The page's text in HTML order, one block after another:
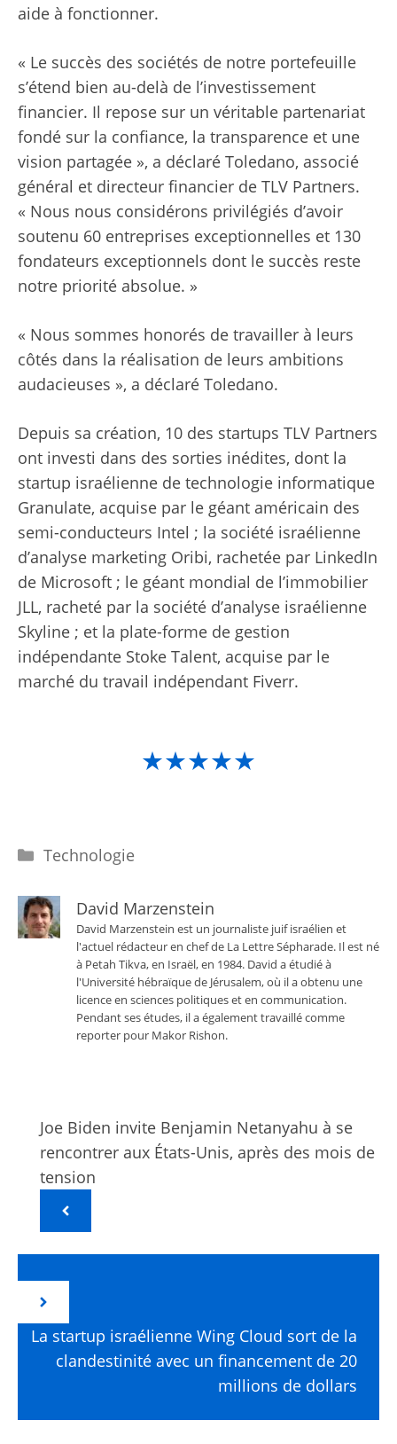
aide à fonctionner.
« Le succès des sociétés de notre portefeuille
s’étend bien au-delà de l’investissement
financier. Il repose sur un véritable partenariat
fondé sur la confiance, la transparence et une
vision partagée », a déclaré Toledano, associé
général et directeur financier de TLV Partners.
« Nous nous considérons privilégiés d’avoir
soutenu 60 entreprises exceptionnelles et 130
fondateurs exceptionnels dont le succès reste
notre priorité absolue. »
« Nous sommes honorés de travailler à leurs
côtés dans la réalisation de leurs ambitions
audacieuses », a déclaré Toledano.
Depuis sa création, 10 des startups TLV Partners
ont investi dans des sorties inédites, dont la
startup israélienne de technologie informatique
Granulate, acquise par le géant américain des
semi-conducteurs Intel ; la société israélienne
d’analyse marketing Oribi, rachetée par LinkedIn
de Microsoft ; le géant mondial de l’immobilier
JLL, racheté par la société d’analyse israélienne
Skyline ; et la plate-forme de gestion
indépendante Stoke Talent, acquise par le
marché du travail indépendant Fiverr.
★★★★★
Catégories
Technologie
David Marzenstein
David Marzenstein est un journaliste juif israélien et
l'actuel rédacteur en chef de La Lettre Sépharade. Il est né
à Petah Tikva, en Israël, en 1984. David a étudié à
l'Université hébraïque de Jérusalem, où il a obtenu une
licence en sciences politiques et en communication.
Pendant ses études, il a également travaillé comme
reporter pour Makor Rishon.
Joe Biden invite Benjamin Netanyahu à se
rencontrer aux États-Unis, après des mois de
tension
La startup israélienne Wing Cloud sort de la
clandestinité avec un financement de 20
millions de dollars